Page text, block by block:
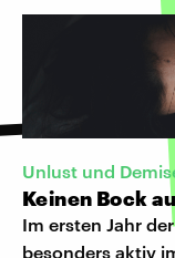
Unlust und
Keinen Bock
Im ersten Jahr
besonders aktiv